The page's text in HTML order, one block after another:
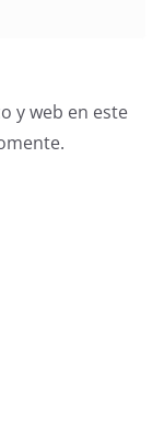
y web en este